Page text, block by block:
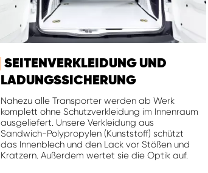
SEITENVERKLEIDUNG UND
LADUNGSSICHERUNG
Nahezu alle Transporter werden ab Werk
komplett ohne Schutzverkleidung im Innenraum
ausgeliefert. Unsere Verkleidung aus
Sandwich-Polypropylen (Kunststoff) schützt
das Innenblech und den Lack vor Stößen und
Kratzern. Außerdem wertet sie die Optik auf.